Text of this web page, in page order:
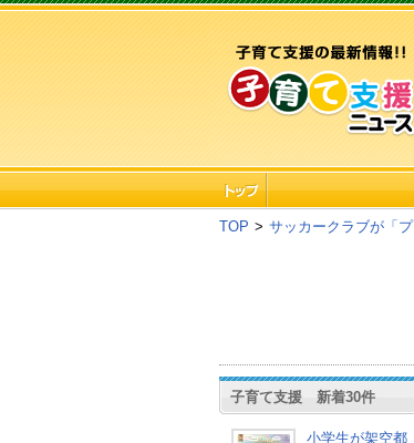
TOP > サッカークラブが「
子育て支援 新着30件
小学生が架空都